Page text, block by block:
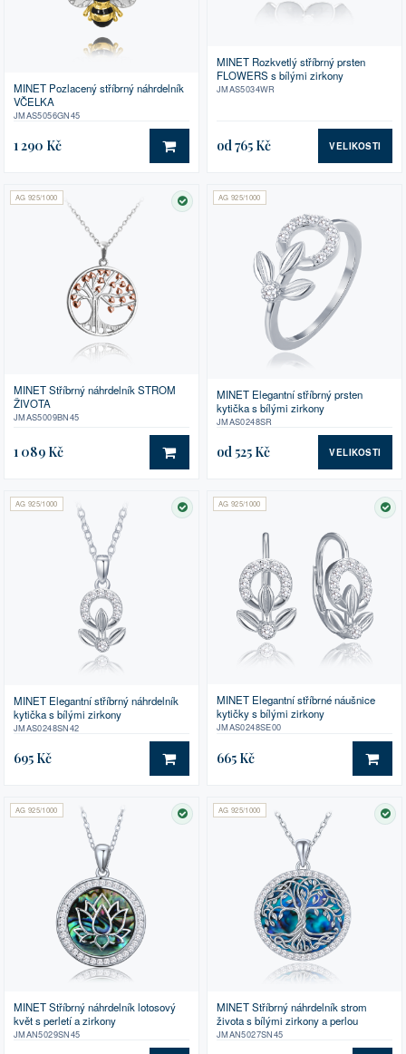
MINET Pozlacený stříbrný náhrdelník
VČELKA
JMAS5056GN45
1 290 Kč DO KOŠÍKU
MINET Rozkvetlý stříbrný prsten
FLOWERS s bílými zirkony
JMAS5034WR
od 765 Kč VELIKOSTI
AG 925/1000
SKLADEM
MINET Stříbrný náhrdelník STROM
ŽIVOTA
JMAS5009BN45
1 089 Kč DO KOŠÍKU
AG 925/1000
MINET Elegantní stříbrný prsten
kytička s bílými zirkony
JMAS0248SR
od 525 Kč VELIKOSTI
AG 925/1000
SKLADEM
MINET Elegantní stříbrný náhrdelník
kytička s bílými zirkony
JMAS0248SN42
695 Kč DO KOŠÍKU
AG 925/1000
MINET Elegantní stříbrné náušnice
kytičky s bílými zirkony
JMAS0248SE00
665 Kč DO
AG 925/1000
SKLADEM
MINET Stříbrný náhrdelník lotosový
květ s perletí a zirkony
JMAN5029SN45
AG 925/1000
MINET Stříbrný náhrdelník strom
života s bílými zirkony a perlou
JMAN5027SN45